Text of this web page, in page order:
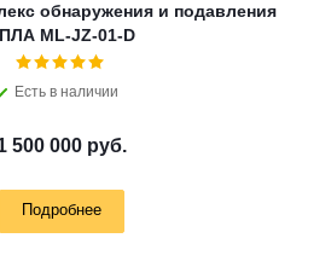
обнаружения и подавления
ML-JZ-01-D
Есть в наличии
500 000 руб.
Подробнее